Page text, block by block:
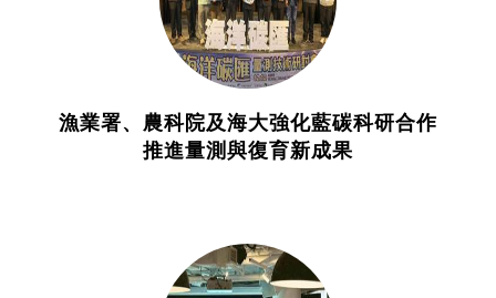
漁業署、農科院及海大強化藍碳科研合作
推進量測與復育新成果